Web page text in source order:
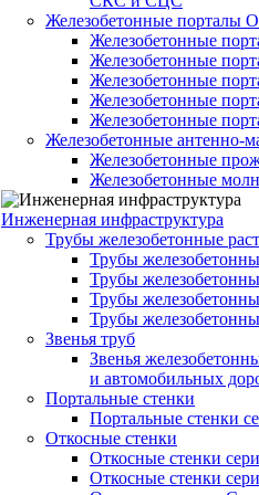
Железобетонные порталы
Железобетонные
Железобетонные
Железобетонные
Железобетонные
Железобетонные
Железобетонные антенно-
Железобетонные
Железобетонные
Инженерная инфраструктура
Трубы железобетонные
Трубы
Трубы
Трубы
Трубы
Звенья труб
Звенья
и автомобильных
Портальные стенки
Портальные стенки
Откосные стенки
Откосные стенки
Откосные стенки